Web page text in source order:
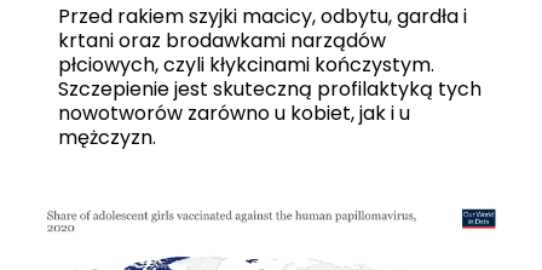
Przed rakiem szyjki macicy, odbytu, gardła i
krtani oraz brodawkami narządów
płciowych, czyli kłykcinami kończystym.
Szczepienie jest skuteczną profilaktyką tych
nowotworów zarówno u kobiet, jak i u
mężczyzn.